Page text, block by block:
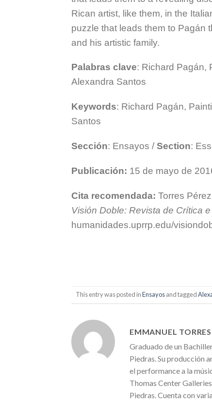
Rican artist, like them, in the
puzzle that leads them to Pagán
and his artistic family.
Palabras clave: Richard Pagán,
Alexandra Santos
Keywords: Richard Pagán,
Santos
Sección: Ensayos / Section:
Publicación: 15 de mayo de
Cita recomendada: Torres
Visión Doble: Revista de Crítica
humanidades.uprrp.edu/
This entry was posted inEnsayosand tagged
EMMANUEL TORRES
Graduado de un
Piedras. Su producción
el performance a la
Thomas Center
Piedras. Cuenta con